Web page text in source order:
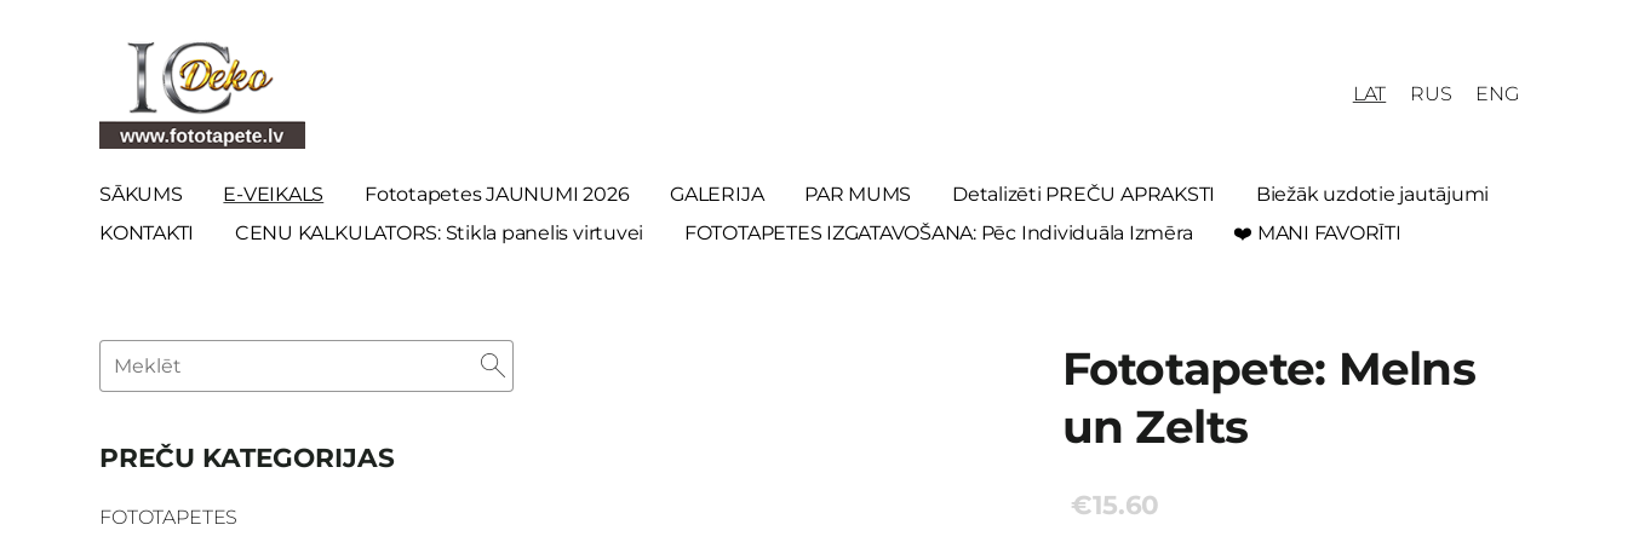
SĀKUMS E-VEIKALS Fototapetes JAUNUMI 2026 GALERIJA PAR MUMS Detalizēti PREČU APRAKSTI
Biežāk uzdotie jautājumi
KONTAKTI
CENU KALKULATORS: Stikla panelis virtuvei FOTOTAPETES IZGATAVOŠANA: Pēc Individuāla Izmēra ❤️ MANI FAVORĪTI
LAT RUS ENG
PREČU KATEGORIJAS
FOTOTAPETES
Fototapete: Melns
un Zelts
€15.60